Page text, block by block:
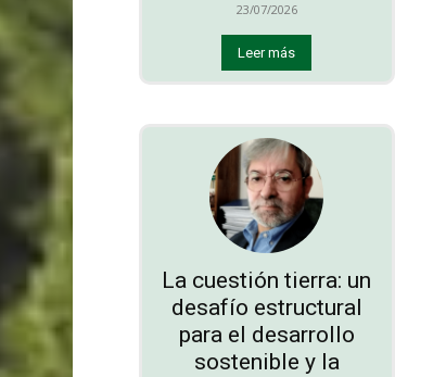
23/07/2026
Leer más
La cuestión tierra: un
desafío estructural
para el desarrollo
sostenible y la